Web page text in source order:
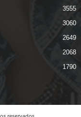
3555
3060
2649
2068
1790